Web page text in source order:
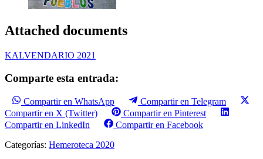
Attached documents
KALVENDARIO 2021
Comparte esta entrada:
Compartir en WhatsApp
Compartir en Telegram
Compartir en X (Twitter)
Compartir en Pinterest
Compartir en LinkedIn
Compartir en Facebook
Categorías: Hemeroteca 2020